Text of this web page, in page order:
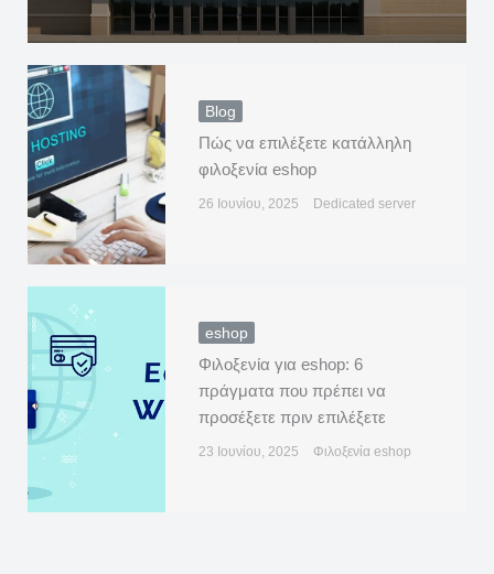
Blog
Πώς να επιλέξετε κατάλληλη
φιλοξενία eshop
26 Ιουνίου, 2025 Dedicated server
eshop
Φιλοξενία για eshop: 6
πράγματα που πρέπει να
προσέξετε πριν επιλέξετε
23 Ιουνίου, 2025 Φιλοξενία eshop